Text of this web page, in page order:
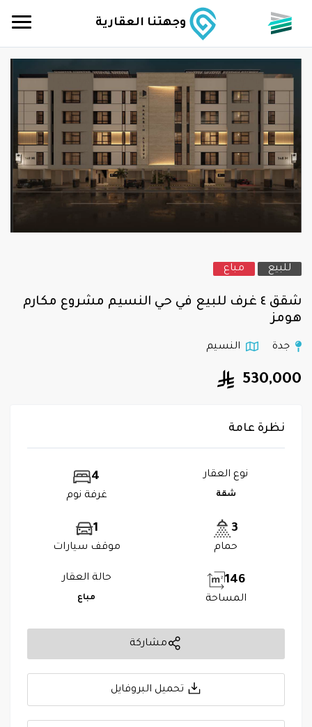
وجهتنا العقارية
للبيع مباع
شقق ٤ غرف للبيع في حي النسيم مشروع مكارم
هومز
جدة النسيم
530,000
نظرة عامة
نوع العقار
شقة
4
غرفة نوم
3
حمام
1
موقف سيارات
146
المساحة
حالة العقار
مباع
مشاركة
تحميل البروفايل